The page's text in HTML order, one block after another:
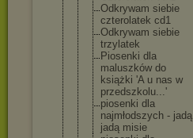
Odkrywam siebie
czterolatek cd1
Odkrywam siebie
trzylatek
Piosenki dla
maluszków do
książki 'A u nas w
przedszkolu...'
piosenki dla
najmłodszyc h - jadą
jadą misie